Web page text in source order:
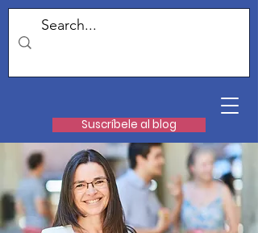
Suscríbele al blog